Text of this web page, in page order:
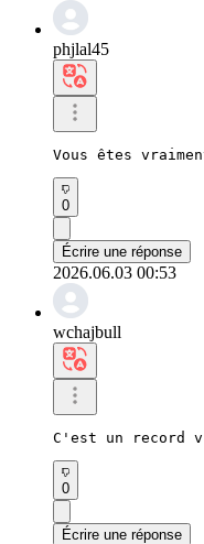
phjlal45
Vous êtes
0
Écrire une réponse
2026.06.03 00:53
wchajbull
C'est un record
0
Écrire une réponse